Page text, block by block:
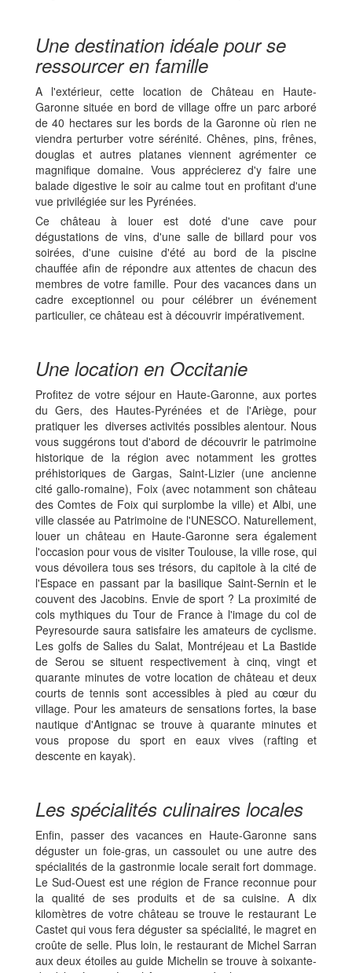
Une destination idéale pour se
ressourcer en famille
A l'extérieur, cette location de Château en Haute-
Garonne située en bord de village offre un parc arboré
de 40 hectares sur les bords de la Garonne où rien ne
viendra perturber votre sérénité. Chênes, pins, frênes,
douglas et autres platanes viennent agrémenter ce
magnifique domaine. Vous apprécierez d'y faire une
balade digestive le soir au calme tout en profitant d'une
vue privilégiée sur les Pyrénées.
Ce château à louer est doté d'une cave pour
dégustations de vins, d'une salle de billard pour vos
soirées, d'une cuisine d'été au bord de la piscine
chauffée afin de répondre aux attentes de chacun des
membres de votre famille. Pour des vacances dans un
cadre exceptionnel ou pour célébrer un événement
particulier, ce château est à découvrir impérativement.
Une location en Occitanie
Profitez de votre séjour en Haute-Garonne, aux portes
du Gers, des Hautes-Pyrénées et de l'Ariège, pour
pratiquer les diverses activités possibles alentour. Nous
vous suggérons tout d'abord de découvrir le patrimoine
historique de la région avec notamment les grottes
préhistoriques de Gargas, Saint-Lizier (une ancienne
cité gallo-romaine), Foix (avec notamment son château
des Comtes de Foix qui surplombe la ville) et Albi, une
ville classée au Patrimoine de l'UNESCO. Naturellement,
louer un château en Haute-Garonne sera également
l'occasion pour vous de visiter Toulouse, la ville rose, qui
vous dévoilera tous ses trésors, du capitole à la cité de
l'Espace en passant par la basilique Saint-Sernin et le
couvent des Jacobins. Envie de sport ? La proximité de
cols mythiques du Tour de France à l'image du col de
Peyresourde saura satisfaire les amateurs de cyclisme.
Les golfs de Salies du Salat, Montréjeau et La Bastide
de Serou se situent respectivement à cinq, vingt et
quarante minutes de votre location de château et deux
courts de tennis sont accessibles à pied au cœur du
village. Pour les amateurs de sensations fortes, la base
nautique d'Antignac se trouve à quarante minutes et
vous propose du sport en eaux vives (rafting et
descente en kayak).
Les spécialités culinaires locales
Enfin, passer des vacances en Haute-Garonne sans
déguster un foie-gras, un cassoulet ou une autre des
spécialités de la gastronmie locale serait fort dommage.
Le Sud-Ouest est une région de France reconnue pour
la qualité de ses produits et de sa cuisine. A dix
kilomètres de votre château se trouve le restaurant Le
Castet qui vous fera déguster sa spécialité, le magret en
croûte de selle. Plus loin, le restaurant de Michel Sarran
aux deux étoiles au guide Michelin se trouve à soixante-